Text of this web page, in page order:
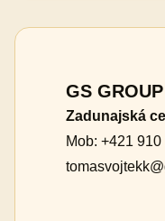
GS
Zadunajská
Mob: +421 910